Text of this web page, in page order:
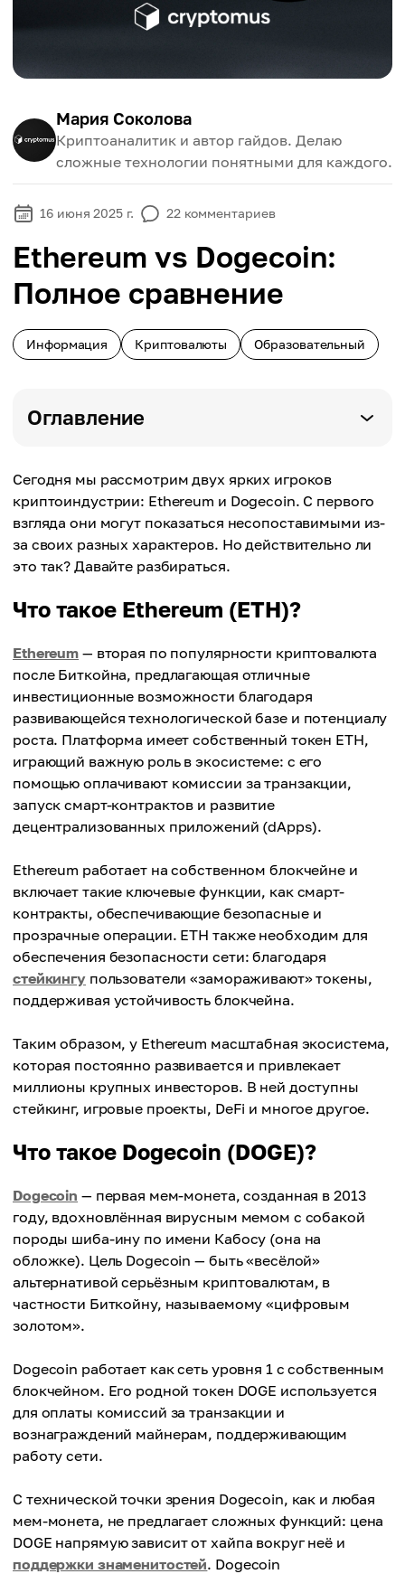
Мария Соколова
Криптоаналитик и автор гайдов. Делаю
сложные технологии понятными для каждого.
16 июня 2025 г. 22 комментариев
Ethereum vs Dogecoin:
Полное сравнение
Информация Криптовалюты Образовательный
Оглавление
Сегодня мы рассмотрим двух ярких игроков
криптоиндустрии: Ethereum и Dogecoin. С первого
взгляда они могут показаться несопоставимыми из-
за своих разных характеров. Но действительно ли
это так? Давайте разбираться.
Что такое Ethereum (ETH)?
Ethereum — вторая по популярности криптовалюта
после Биткойна, предлагающая отличные
инвестиционные возможности благодаря
развивающейся технологической базе и потенциалу
роста. Платформа имеет собственный токен ETH,
играющий важную роль в экосистеме: с его
помощью оплачивают комиссии за транзакции,
запуск смарт-контрактов и развитие
децентрализованных приложений (dApps).
Ethereum работает на собственном блокчейне и
включает такие ключевые функции, как смарт-
контракты, обеспечивающие безопасные и
прозрачные операции. ETH также необходим для
обеспечения безопасности сети: благодаря
стейкингупользователи «замораживают» токены,
поддерживая устойчивость блокчейна.
Таким образом, у Ethereum масштабная экосистема,
которая постоянно развивается и привлекает
миллионы крупных инвесторов. В ней доступны
стейкинг, игровые проекты, DeFi и многое другое.
Что такое Dogecoin (DOGE)?
Dogecoin — первая мем-монета, созданная в 2013
году, вдохновлённая вирусным мемом с собакой
породы шиба-ину по имени Кабосу (она на
обложке). Цель Dogecoin — быть «весёлой»
альтернативой серьёзным криптовалютам, в
частности Биткойну, называемому «цифровым
золотом».
Dogecoin работает как сеть уровня 1 с собственным
блокчейном. Его родной токен DOGE используется
для оплаты комиссий за транзакции и
вознаграждений майнерам, поддерживающим
работу сети.
С технической точки зрения Dogecoin, как и любая
мем-монета, не предлагает сложных функций: цена
DOGE напрямую зависит от хайпа вокруг неё и
поддержки знаменитостей. Dogecoin